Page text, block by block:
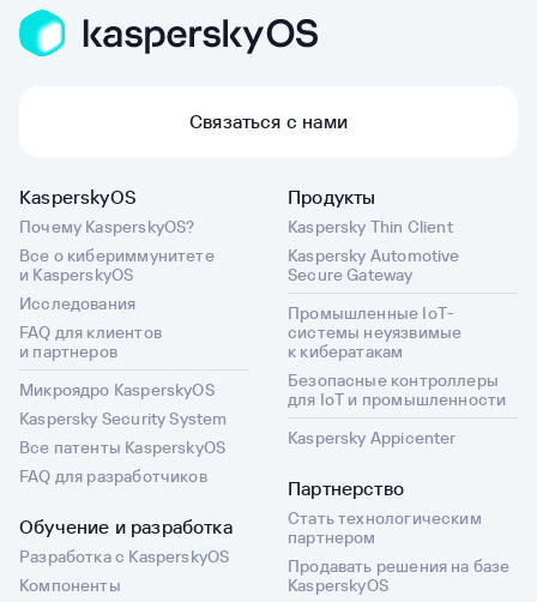
Связаться с нами
KasperskyOS
Почему KasperskyOS?
Все о кибериммунитете
и KasperskyOS
Исследования
FAQ для клиентов
и партнеров
Микроядро KasperskyOS
Kaspersky Security System
Все патенты KasperskyOS
FAQ для разработчиков
Обучение и разработка
Разработка с KasperskyOS
Компоненты
Продукты
Kaspersky Thin Client
Kaspersky Automotive
Secure Gateway
Промышленные IoT-
системы неуязвимые
к кибератакам
Безопасные контроллеры
для IoT и промышленности
Kaspersky Appicenter
Партнерство
Стать технологическим
партнером
Продавать решения на базе
KasperskyOS